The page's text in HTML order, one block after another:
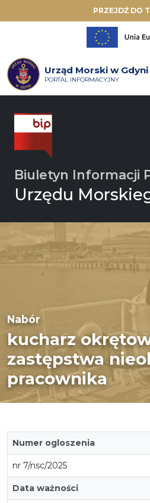
PRZEJDŹ DO
Urząd Morski w Gdyni
PORTAL INFORMACYJNY
Biuletyn Informacji
Urzędu
Nabór
kucharz
zastępstwa
pracownika
Numer ogloszenia
nr 7/nsc/2025
Data ważności